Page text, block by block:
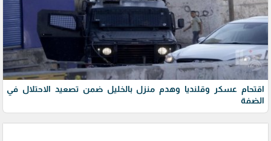
اقتحام عسكر وقلنديا وهدم منزل بالخليل ضمن تصعيد الاحتلال في
الضفة